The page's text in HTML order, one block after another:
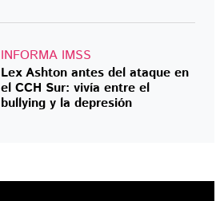
INFORMA IMSS
Lex Ashton antes del ataque en
el CCH Sur: vivía entre el
bullying y la depresión